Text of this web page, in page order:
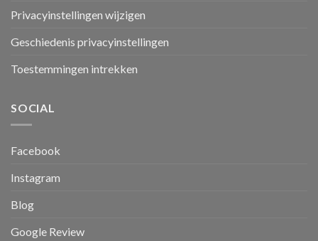
Privacyinstellingen wijzigen
Geschiedenis privacyinstellingen
Toestemmingen intrekken
SOCIAL
Facebook
Instagram
Blog
Google Review